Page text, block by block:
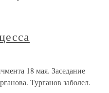
18 мая. Заседание
Турганов заболел.